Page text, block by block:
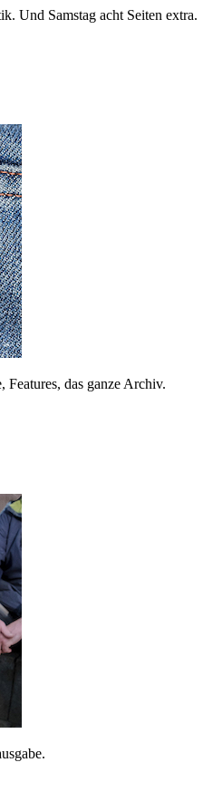
Und Samstag acht Seiten extra.
das ganze Archiv.